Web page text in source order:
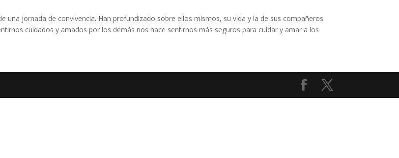
una jornada de convivencia. Han profundizado sobre ellos mismos, su vida y la de sus compañeros
cuidados y amados por los demás nos hace sentirnos más seguros para cuidar y amar a los